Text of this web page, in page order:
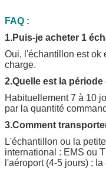
FAQ :
1.Puis-je acheter 1
Oui, l'échantillon est ok
charge.
2.Quelle est la
Habituellement 7 à 10
par la quantité
3.Comment
L'échantillon ou la
international : EMS ou
l'aéroport (4-5 jours) ;